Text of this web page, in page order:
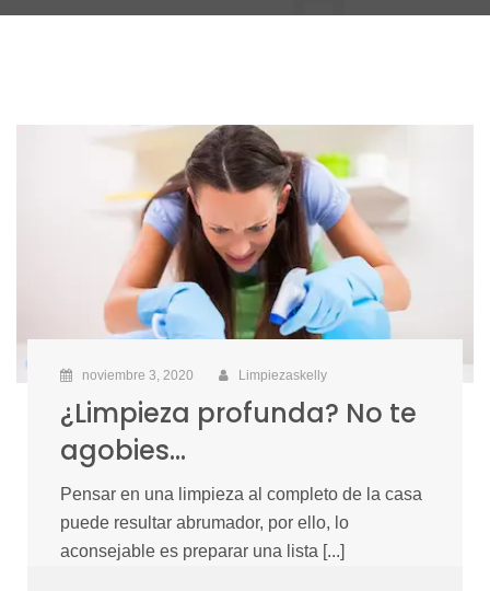
noviembre 3, 2020 Limpiezaskelly
¿Limpieza profunda? No te
agobies…
Pensar en una limpieza al completo de la casa
puede resultar abrumador, por ello, lo
aconsejable es preparar una lista [...]